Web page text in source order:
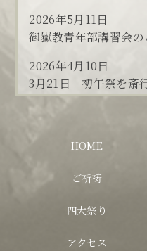
2026年5月11日
御嶽教青年部講習会の
2026年4月10日
3月21日 初午祭を斎
2026年4月5日
2026年3月1日
HOME
ご祈祷
四大祭り
アクセス